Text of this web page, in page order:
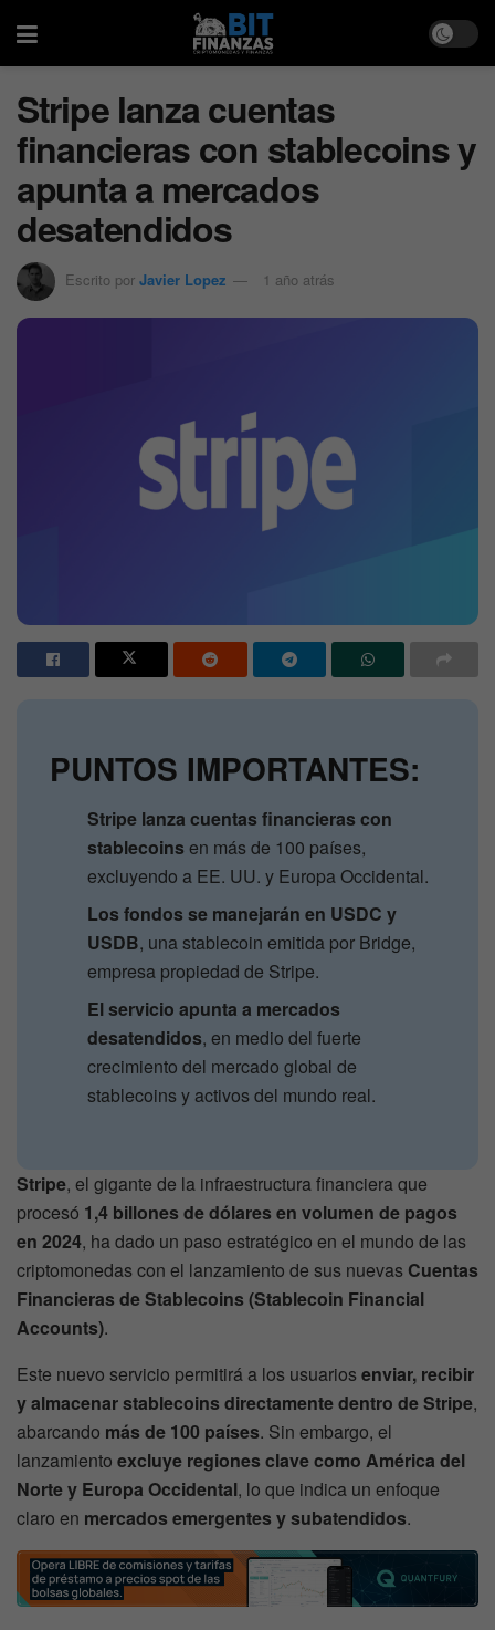
Stripe lanza cuentas
financieras con stablecoins y
apunta a mercados
desatendidos
Escrito por Javier Lopez 1 año atrás
PUNTOS IMPORTANTES:
Stripe lanza cuentas financieras con
stablecoins en más de 100 países,
excluyendo a EE. UU. y Europa Occidental.
Los fondos se manejarán en USDC y
USDB, una stablecoin emitida por Bridge,
empresa propiedad de Stripe.
El servicio apunta a mercados
desatendidos, en medio del fuerte
crecimiento del mercado global de
stablecoins y activos del mundo real.
Stripe, el gigante de la infraestructura financiera que
procesó 1,4 billones de dólares en volumen de pagos
en 2024, ha dado un paso estratégico en el mundo de las
criptomonedas con el lanzamiento de sus nuevas Cuentas
Financieras de Stablecoins (Stablecoin Financial
Accounts).
Este nuevo servicio permitirá a los usuariosenviar, recibir
y almacenar stablecoins directamente dentro de Stripe,
abarcando más de 100 países. Sin embargo, el
lanzamiento excluye regiones clave como América del
Norte y Europa Occidental, lo que indica un enfoque
claro en mercados emergentes y subatendidos.